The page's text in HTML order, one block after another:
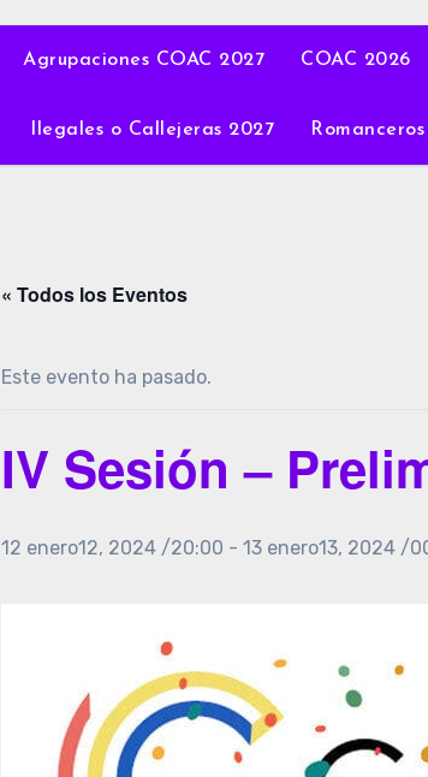
Agrupaciones COAC 2027 COAC 2026
Ilegales o Callejeras 2027
« Todos los Eventos
Este evento ha pasado.
IV Sesión –
12 enero12, 2024 /20:00 - 13 enero13, 2024 /